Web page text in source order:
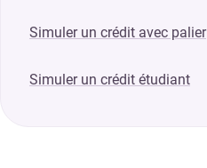
Simuler un crédit avec palier
Simuler un crédit étudiant